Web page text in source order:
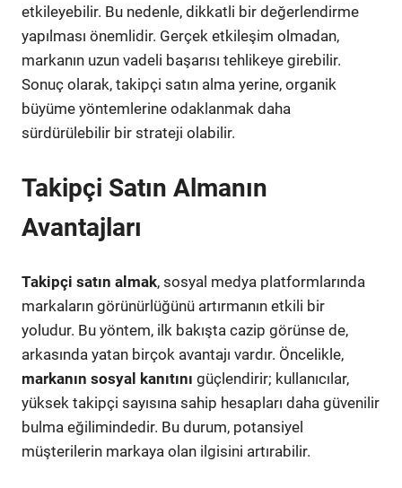
etkileyebilir. Bu nedenle, dikkatli bir değerlendirme
yapılması önemlidir. Gerçek etkileşim olmadan,
markanın uzun vadeli başarısı tehlikeye girebilir.
Sonuç olarak, takipçi satın alma yerine, organik
büyüme yöntemlerine odaklanmak daha
sürdürülebilir bir strateji olabilir.
Takipçi Satın Almanın
Avantajları
Takipçi satın almak, sosyal medya platformlarında
markaların görünürlüğünü artırmanın etkili bir
yoludur. Bu yöntem, ilk bakışta cazip görünse de,
arkasında yatan birçok avantajı vardır. Öncelikle,
markanın sosyal kanıtını güçlendirir; kullanıcılar,
yüksek takipçi sayısına sahip hesapları daha güvenilir
bulma eğilimindedir. Bu durum, potansiyel
müşterilerin markaya olan ilgisini artırabilir.